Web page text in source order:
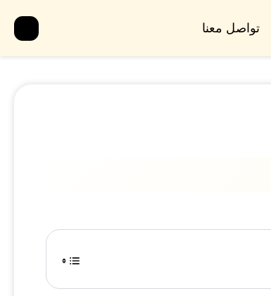
تواصل معنا